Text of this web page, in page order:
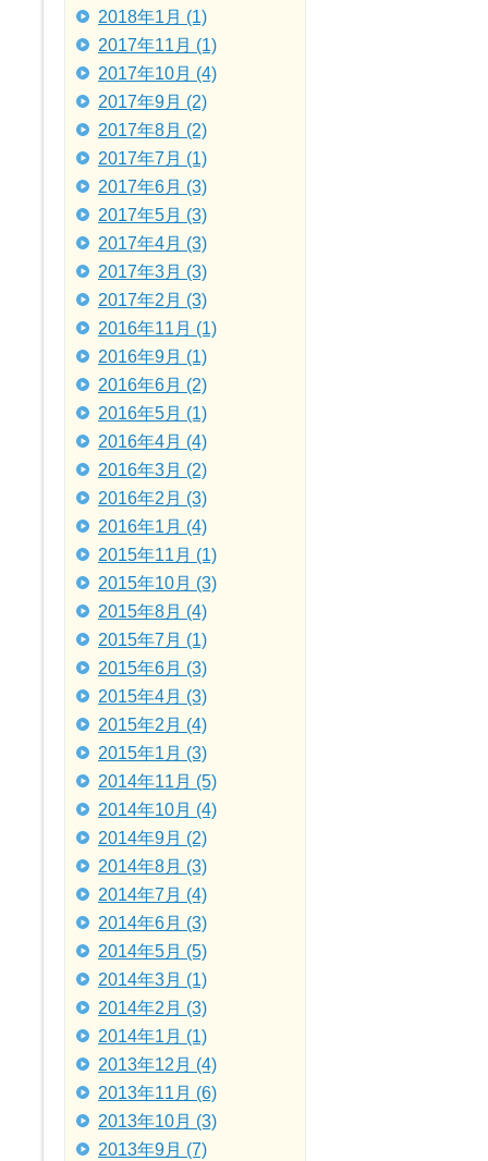
2018年1月 (1)
2017年11月 (1)
2017年10月 (4)
2017年9月 (2)
2017年8月 (2)
2017年7月 (1)
2017年6月 (3)
2017年5月 (3)
2017年4月 (3)
2017年3月 (3)
2017年2月 (3)
2016年11月 (1)
2016年9月 (1)
2016年6月 (2)
2016年5月 (1)
2016年4月 (4)
2016年3月 (2)
2016年2月 (3)
2016年1月 (4)
2015年11月 (1)
2015年10月 (3)
2015年8月 (4)
2015年7月 (1)
2015年6月 (3)
2015年4月 (3)
2015年2月 (4)
2015年1月 (3)
2014年11月 (5)
2014年10月 (4)
2014年9月 (2)
2014年8月 (3)
2014年7月 (4)
2014年6月 (3)
2014年5月 (5)
2014年3月 (1)
2014年2月 (3)
2014年1月 (1)
2013年12月 (4)
2013年11月 (6)
2013年10月 (3)
2013年9月 (7)